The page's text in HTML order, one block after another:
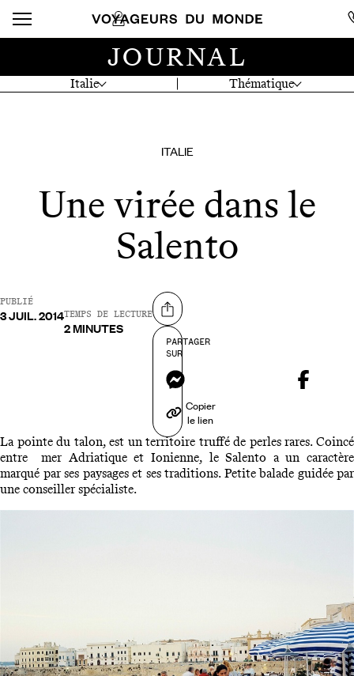
Italie Thématique
JOURNAL
ITALIE
Une virée dans le
Salento
PUBLIÉ
3 JUIL. 2014TEMPS DE LECTURE
2 MINUTES
Partager sur
PARTAGER
SUR
Messenger
Copier
le lien
La pointe du talon, est un territoire truffé de perles rares. Coincé
entre mer Adriatique et Ionienne, le Salento a un caractère
marqué par ses paysages et ses traditions. Petite balade guidée par
une conseiller spécialiste.